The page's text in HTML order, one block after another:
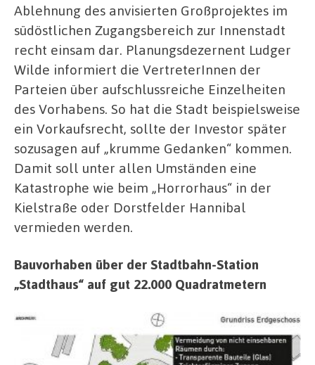
Ablehnung des anvisierten Großprojektes im
südöstlichen Zugangsbereich zur Innenstadt
recht einsam dar. Planungsdezernent Ludger
Wilde informiert die VertreterInnen der
Parteien über aufschlussreiche Einzelheiten
des Vorhabens. So hat die Stadt beispielsweise
ein Vorkaufsrecht, sollte der Investor später
sozusagen auf „krumme Gedanken“ kommen.
Damit soll unter allen Umständen eine
Katastrophe wie beim „Horrorhaus“ in der
Kielstraße oder Dorstfelder Hannibal
vermieden werden.
Bauvorhaben über der Stadtbahn-Station
„Stadthaus“ auf gut 22.000 Quadratmetern